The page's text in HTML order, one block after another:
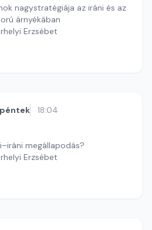
nagystratégiája az iráni és az
árnyékában
Erzsébet
péntek 18:04
megállapodás?
Erzsébet